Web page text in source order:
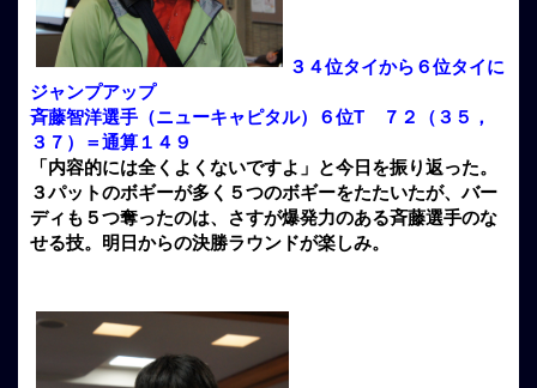
３４位タイから６位タイに
ジャンプアップ
斉藤智洋選手（ニューキャピタル）６位T ７２（３５，
３７）＝通算１４９
「内容的には全くよくないですよ」と今日を振り返った。
３パットのボギーが多く５つのボギーをたたいたが、バー
ディも５つ奪ったのは、さすが爆発力のある斉藤選手のな
せる技。明日からの決勝ラウンドが楽しみ。